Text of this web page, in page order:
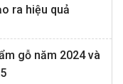
ra hiệu quả
gỗ năm 2024 và